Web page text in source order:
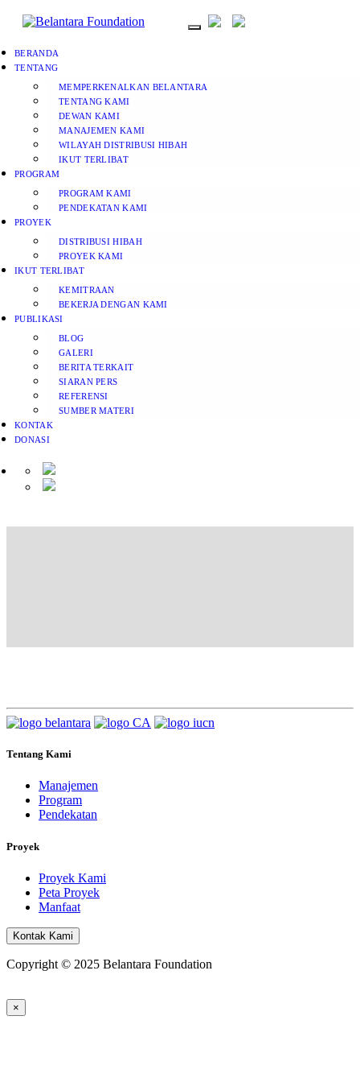
BERANDA
TENTANG
MEMPERKENALKAN BELANTARA
TENTANG KAMI
DEWAN KAMI
MANAJEMEN KAMI
WILAYAH DISTRIBUSI HIBAH
IKUT TERLIBAT
PROGRAM
PROGRAM KAMI
PENDEKATAN KAMI
PROYEK
DISTRIBUSI HIBAH
PROYEK KAMI
IKUT TERLIBAT
KEMITRAAN
BEKERJA DENGAN KAMI
PUBLIKASI
BLOG
GALERI
BERITA TERKAIT
SIARAN PERS
REFERENSI
SUMBER MATERI
KONTAK
DONASI
Tentang Kami
Manajemen
Program
Pendekatan
Proyek
Proyek Kami
Peta Proyek
Manfaat
Kontak Kami
Copyright © 2025 Belantara Foundation
×